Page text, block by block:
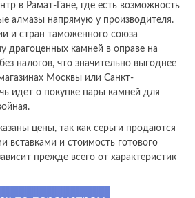
в Рамат-Гане, где есть возможность
алмазы напрямую у производителя.
и стран таможенного союза
драгоценных камней в оправе на
налогов, что значительно выгоднее
Москвы или Санкт-
идет о покупке пары камней для
цены, так как серьги продаются
вставками и стоимость готового
прежде всего от характеристик